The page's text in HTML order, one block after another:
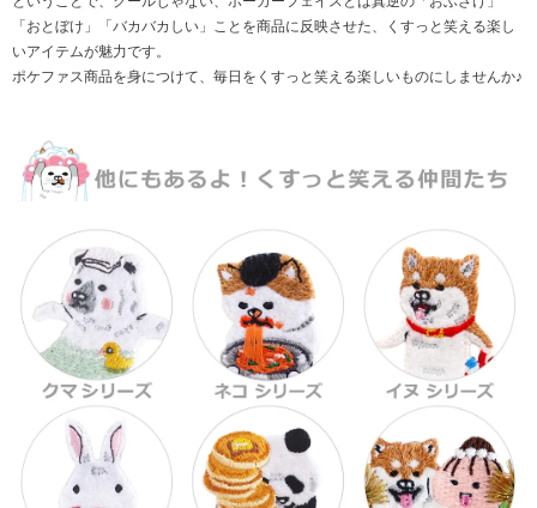
「おとぼけ」「バカバカしい」ことを商品に反映させた、くすっと笑える楽し
いアイテムが魅力です。
ポケファス商品を身につけて、毎日をくすっと笑える楽しいものにしませんか♪